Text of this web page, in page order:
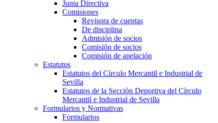
Junta Directiva
Comisiones
Revisora de cuentas
De disciplina
Admisión de socios
Comisión de socios
Comisión de apelación
Estatutos
Estatutos del Círculo Mercantil e Industrial de
Sevilla
Estatutos de la Sección Deportiva del Círculo
Mercantil e Industrial de Sevilla
Formularios y Normativas
Formularios